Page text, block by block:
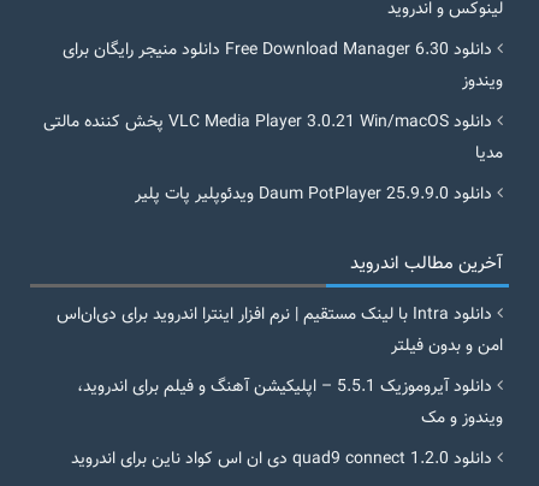
لینوکس و اندروید
دانلود Free Download Manager 6.30 دانلود منیجر رایگان برای
ویندوز
دانلود VLC Media Player 3.0.21 Win/macOS پخش کننده مالتی
مدیا
دانلود Daum PotPlayer 25.9.9.0 ویدئوپلیر پات پلیر
آخرین مطالب اندروید
دانلود Intra با لینک مستقیم | نرم افزار اینترا اندروید برای دی‌ان‌اس
امن و بدون فیلتر
دانلود آیروموزیک 5.5.1 – اپلیکیشن آهنگ و فیلم برای اندروید،
ویندوز و مک
دانلود quad9 connect 1.2.0 دی ان اس کواد ناین برای اندروید